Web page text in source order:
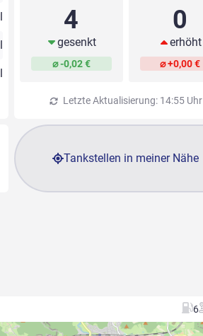
4
gesenkt
⌀ -0,02 €
0
erhöht
⌀ +0,00 €
Letzte Aktualisierung: 14:55 Uhr
Tankstellen in meiner Nähe
6